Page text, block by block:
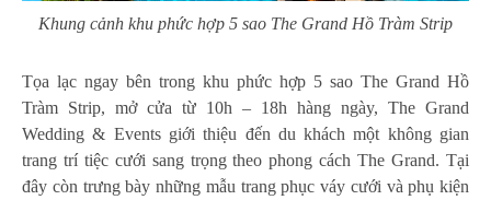
Khung cảnh khu phức hợp 5 sao The Grand Hồ Tràm Strip
Tọa lạc ngay bên trong khu phức hợp 5 sao The Grand Hồ
Tràm Strip, mở cửa từ 10h – 18h hàng ngày, The Grand
Wedding & Events giới thiệu đến du khách một không gian
trang trí tiệc cưới sang trọng theo phong cách The Grand. Tại
đây còn trưng bày những mẫu trang phục váy cưới và phụ kiện